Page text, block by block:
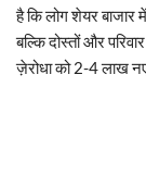
है कि लोग शेयर बाजार
बल्कि दोस्तों और
ज़ेरोधा को 2-4 लाख